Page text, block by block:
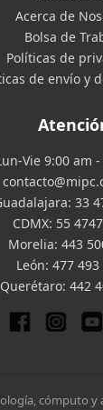
Acerca de
Bolsa de
Políticas de
de envío y
Vie 9:00 am
33
CDMX: 55
Morelia: 443
León: 477 493
Querétaro: 442
cómputo